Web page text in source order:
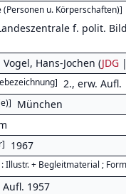
u. Körperschaften)]
f. polit.
Vogel, Hans-Jochen (JDG |
] 2., erw. Aufl.
] München
] 1967
Illustr. + Begleitmaterial ;
Aufl. 1957